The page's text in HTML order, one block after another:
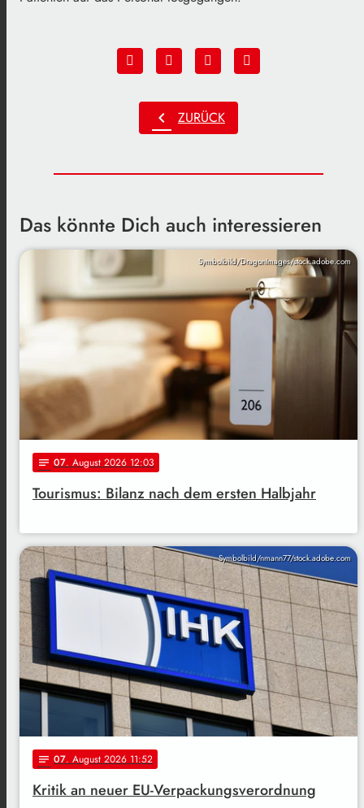
chevron_left ZURÜCK
Das könnte Dich auch interessieren
Symbolbild/DragonImages/stock.adobe.com
notes 07. August 2026 12:03
Tourismus: Bilanz nach dem ersten Halbjahr
Symbolbild/nmann77/stock.adobe.com
notes 07. August 2026 11:52
Kritik an neuer EU-Verpackungsverordnung